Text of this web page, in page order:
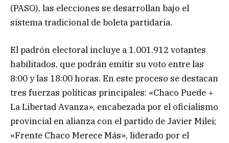
(PASO), las elecciones se desarrollan bajo el
sistema tradicional de boleta partidaria.
El padrón electoral incluye a 1.001.912 votantes
habilitados, que podrán emitir su voto entre las
8:00 y las 18:00 horas. En este proceso se destacan
tres fuerzas políticas principales: «Chaco Puede +
La Libertad Avanza», encabezada por el oficialismo
provincial en alianza con el partido de Javier Milei;
«Frente Chaco Merece Más», liderado por el